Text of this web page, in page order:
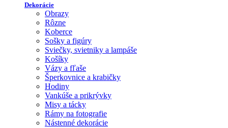
Dekorácie
Obrazy
Rôzne
Koberce
Sošky a figúry
Sviečky, svietniky a lampáše
Košíky
Vázy a fľaše
Šperkovnice a krabičky
Hodiny
Vankúše a prikrývky
Misy a tácky
Rámy na fotografie
Nástenné dekorácie